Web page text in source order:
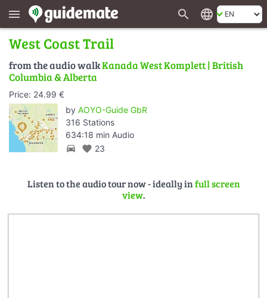
menu search language
West Coast Trail
from the audio walkKanada West Komplett | British
Columbia & Alberta
Price: 24.99 €
by AOYO-Guide GbR
316 Stations
634:18 min Audio
directions_car favorite 23
Listen to the audio tour now - ideally infull screen
view.